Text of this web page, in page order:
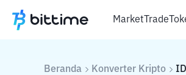
MarketTrade
Beranda Konverter Kripto